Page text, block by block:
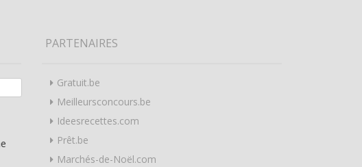
PARTENAIRES
Gratuit.be
Meilleursconcours.be
Ideesrecettes.com
Prêt.be
Marchés-de-Noël.com